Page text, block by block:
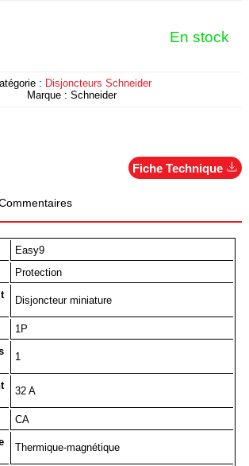
En stock
: Disjoncteurs Schneider
Marque : Schneider
Fiche Technique
Easy9
Protection
Disjoncteur miniature
1P
1
32 A
CA
Thermique-magnétique